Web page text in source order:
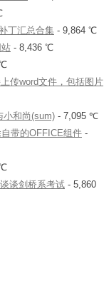
丁汇总合集 - 9,864 ℃
- 8,436 ℃
传word文件，包括图片
小和尚(sum) - 7,095 ℃
带的OFFICE组件 -
谈剑桥系考试 - 5,860